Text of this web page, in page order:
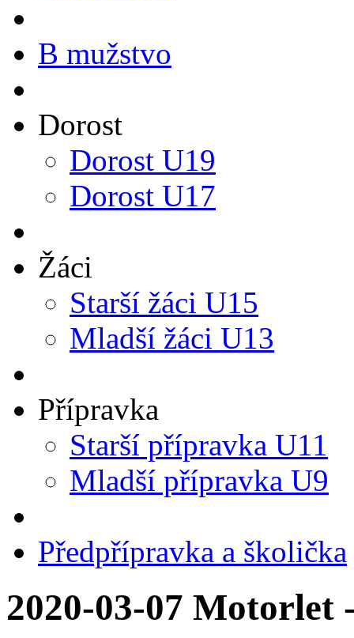
B mužstvo
Dorost
Dorost U19
Dorost U17
Žáci
Starší žáci U15
Mladší žáci U13
Přípravka
Starší přípravka U11
Mladší přípravka U9
Předpřípravka a školička
2020-03-07 Motorlet